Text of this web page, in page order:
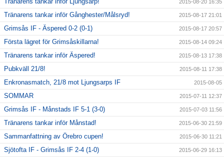
2015-08-20 16:35
Tränarens tankar inför Gånghester/Målsryd! 2015-08-17 21:01
Grimsås IF - Äspered 0-2 (0-1) 2015-08-17 20:57
Första lägret för Grimsåskillarna! 2015-08-14 09:24
Tränarens tankar inför Äspered! 2015-08-13 17:38
Pubkväll 21/8! 2015-08-11 17:38
Enkronasmatch, 21/8 mot Ljungsarps IF 2015-08-05
SOMMAR 2015-07-11 12:37
Grimsås IF - Månstads IF 5-1 (3-0) 2015-07-03 11:56
Tränarens tankar inför Månstad! 2015-06-30 21:59
Sammanfattning av Örebro cupen! 2015-06-30 11:21
Sjötofta IF - Grimsås IF 2-4 (1-0) 2015-06-29 16:13